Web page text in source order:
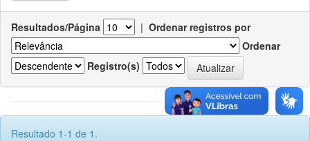
Resultados/Página | Ordenar registros por
Ordenar
Registro(s)
Resultado 1-1 de 1.